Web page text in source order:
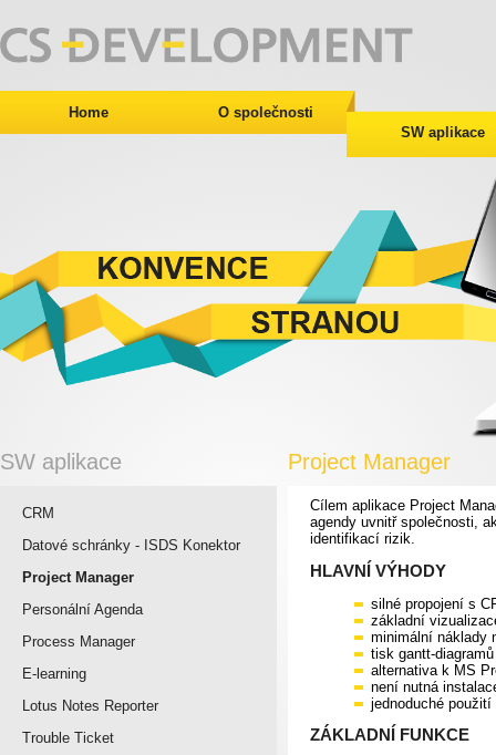
Home
O společnosti
SW aplikace
SW aplikace
CRM
Datové schránky - ISDS Konektor
Project Manager
Personální Agenda
Process Manager
E-learning
Lotus Notes Reporter
Trouble Ticket
Project Manager
Cílem aplikace Project
agendy uvnitř společnosti,
identifikací rizik.
HLAVNÍ VÝHODY
silné propojení s
základní
minimální náklady
tisk gantt-
alternativa k MS
není nutná
jednoduché
ZÁKLADNÍ FUNKCE